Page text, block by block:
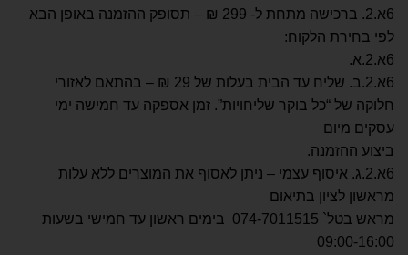
6א.2. ברכישה מתחת ל- 299 ₪ – תסופק ההזמנה באופן הבא
לפי בחירת הלקוח:
6א.2.א.
6א.2.ב. שליח עד הבית בעלות של 29 ₪ – בהתאם לאזורי
חלוקה של “כל בוקר שליחויות”. זמן אספקה עד חמישה ימי
עסקים מיום
ביצוע ההזמנה.
6א.2.ג. איסוף עצמי – ניתן לאסוף את המוצרים ללא עלות
מראשון לציון בתיאום
מראש בטל` 074-7011515 בימים ראשון עד חמישי בשעות
09:00-16:00